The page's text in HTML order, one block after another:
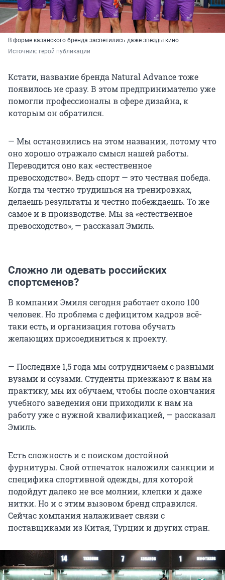
В форме казанского бренда засветились даже звезды кино
Источник: герой публикации
Кстати, название бренда Natural Advance тоже
появилось не сразу. В этом предпринимателю уже
помогли профессионалы в сфере дизайна, к
которым он обратился.
— Мы остановились на этом названии, потому что
оно хорошо отражало смысл нашей работы.
Переводится оно как «естественное
превосходство». Ведь спорт — это честная победа.
Когда ты честно трудишься на тренировках,
делаешь результаты и честно побеждаешь. То же
самое и в производстве. Мы за «естественное
превосходство», — рассказал Эмиль.
Сложно ли одевать российских
спортсменов?
В компании Эмиля сегодня работает около 100
человек. Но проблема с дефицитом кадров всё-
таки есть, и организация готова обучать
желающих присоединиться к проекту.
— Последние 1,5 года мы сотрудничаем с разными
вузами и ссузами. Студенты приезжают к нам на
практику, мы их обучаем, чтобы после окончания
учебного заведения они приходили к нам на
работу уже с нужной квалификацией, — рассказал
Эмиль.
Есть сложность и с поиском достойной
фурнитуры. Свой отпечаток наложили санкции и
специфика спортивной одежды, для которой
подойдут далеко не все молнии, клепки и даже
нитки. Но и с этим вызовом бренд справился.
Сейчас компания налаживает связи с
поставщиками из Китая, Турции и других стран.